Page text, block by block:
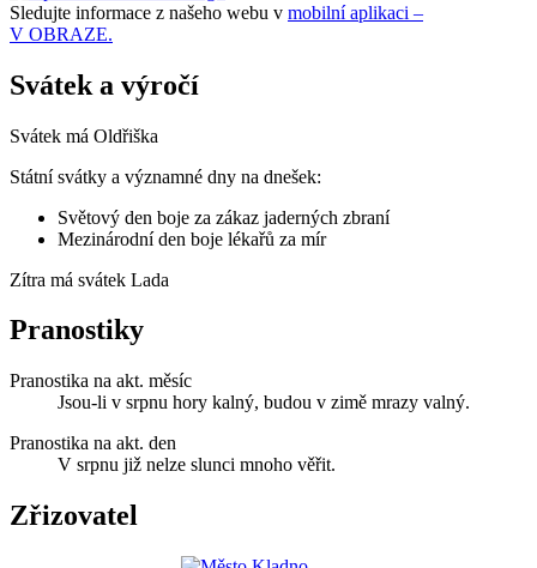
Sledujte informace z našeho webu v mobilní aplikaci –
V OBRAZE.
Svátek a výročí
Svátek má Oldřiška
Státní svátky a významné dny na dnešek:
Světový den boje za zákaz jaderných zbraní
Mezinárodní den boje lékařů za mír
Zítra má svátek Lada
Pranostiky
Pranostika na akt. měsíc
Jsou-li v srpnu hory kalný, budou v zimě mrazy valný.
Pranostika na akt. den
V srpnu již nelze slunci mnoho věřit.
Zřizovatel